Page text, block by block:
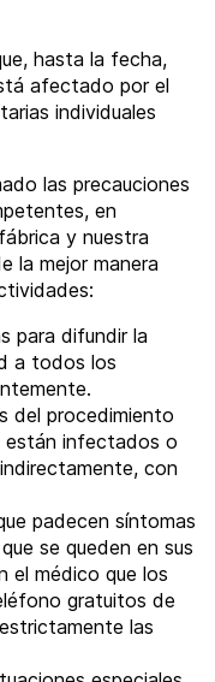
hasta la fecha,
afectado por el
individuales
las precauciones
en
y nuestra
la mejor manera
para difundir la
a todos los
del procedimiento
están infectados o
con
padecen síntomas
se queden en sus
el médico que los
gratuitos de
las